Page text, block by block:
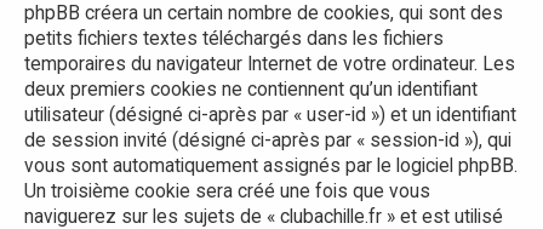
phpBB créera un certain nombre de cookies, qui sont des
petits fichiers textes téléchargés dans les fichiers
temporaires du navigateur Internet de votre ordinateur. Les
deux premiers cookies ne contiennent qu’un identifiant
utilisateur (désigné ci-après par « user-id ») et un identifiant
de session invité (désigné ci-après par « session-id »), qui
vous sont automatiquement assignés par le logiciel phpBB.
Un troisième cookie sera créé une fois que vous
naviguerez sur les sujets de « clubachille.fr » et est utilisé